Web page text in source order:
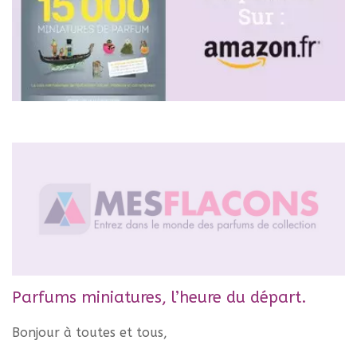
Parfums miniatures, l’heure du départ.
Bonjour à toutes et tous,